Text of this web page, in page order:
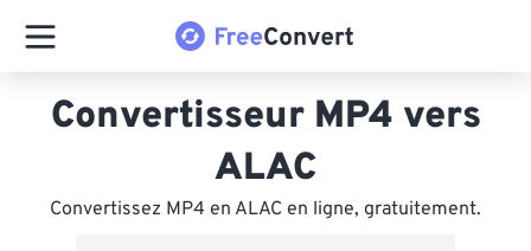
Convertisseur MP4 vers
ALAC
Convertissez MP4 en ALAC en ligne, gratuitement.